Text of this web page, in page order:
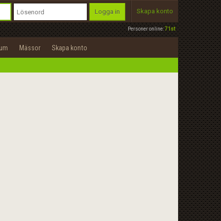
Personer online:71st
Logga in Skapa konto
Mässor Skapa konto